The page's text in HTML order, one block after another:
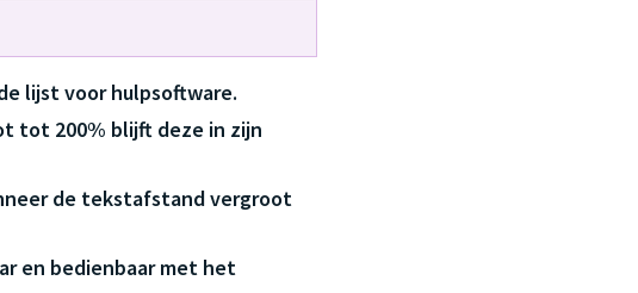
lijst voor hulpsoftware.
tot 200% blijft deze in zijn
de tekstafstand vergroot
en bedienbaar met het